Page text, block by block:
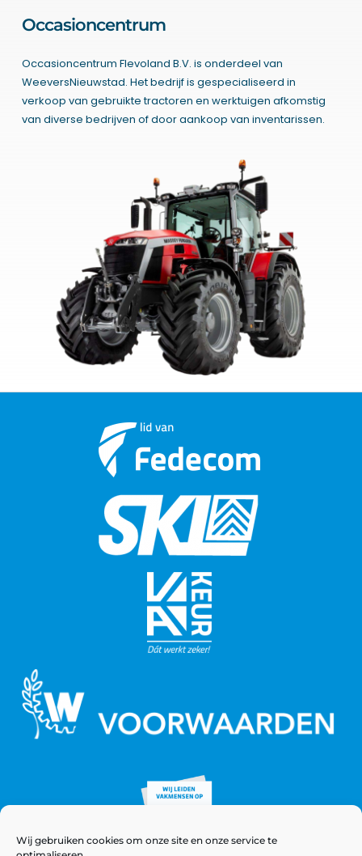
Wij gebruiken cookies om onze site en onze service te
Occasioncentrum
Occasioncentrum Flevoland B.V. is onderdeel van
WeeversNieuwstad. Het bedrijf is gespecialiseerd in
verkoop van gebruikte tractoren en werktuigen afkomstig
van diverse bedrijven of door aankoop van inventarissen.